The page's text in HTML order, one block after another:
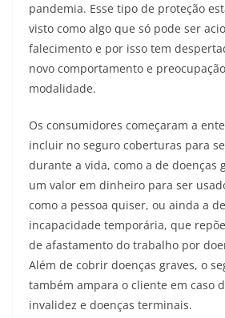
pandemia. Esse tipo de proteção
visto como algo que só pode ser
falecimento e por isso tem
novo comportamento e
modalidade.
Os consumidores começaram a
incluir no seguro coberturas para
durante a vida, como a de doenças
um valor em dinheiro para ser
como a pessoa quiser, ou ainda a
incapacidade temporária, que
de afastamento do trabalho por
Além de cobrir doenças graves, o
também ampara o cliente em caso
invalidez e doenças terminais.